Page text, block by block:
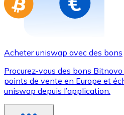
Acheter uniswap avec des bons
Procurez-vous des bons
points de vente en Europe et
uniswap depuis l’application.